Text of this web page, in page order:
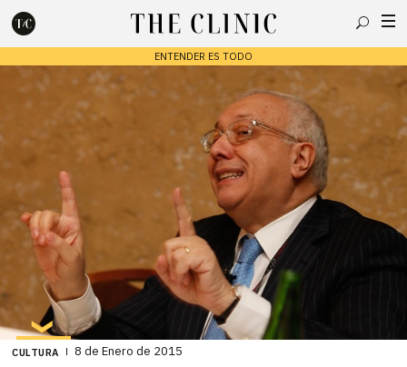
ENTENDER ES TODO
Escribe lo que deseas y presiona enter para buscar
CULTURA 8 de Enero de 2015